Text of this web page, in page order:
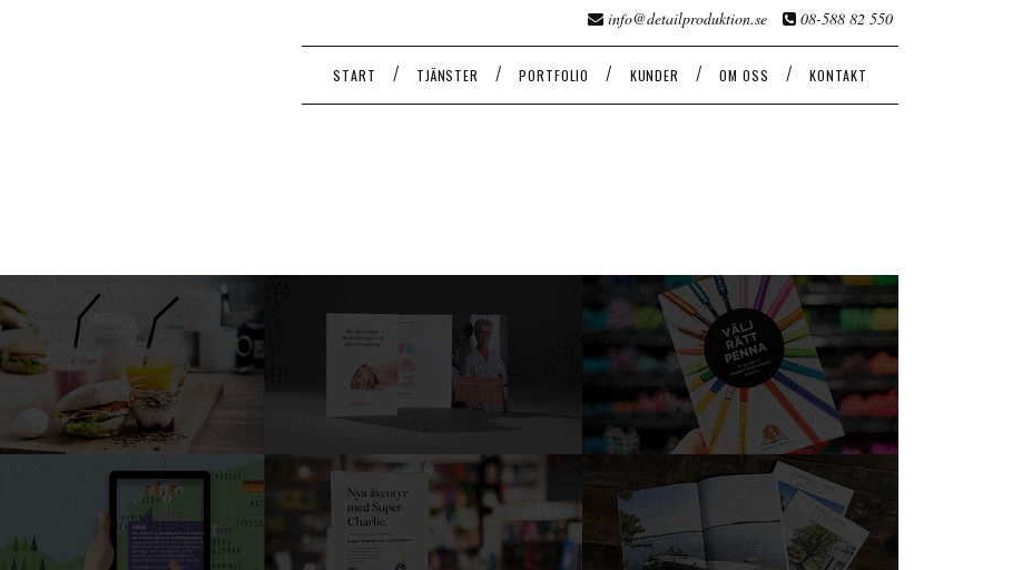
info@detailproduktion.se 08-588 82 550
START / TJÄNSTER / PORTFOLIO / KUNDER / OM OSS / KONTAKT